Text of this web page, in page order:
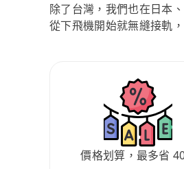
除了台灣，我們也在日本
從下飛機開始就無縫接軌
價格划算，最多省